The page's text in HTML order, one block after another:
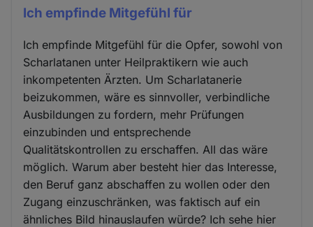
Ich empfinde Mitgefühl für
Ich empfinde Mitgefühl für die Opfer, sowohl von
Scharlatanen unter Heilpraktikern wie auch
inkompetenten Ärzten. Um Scharlatanerie
beizukommen, wäre es sinnvoller, verbindliche
Ausbildungen zu fordern, mehr Prüfungen
einzubinden und entsprechende
Qualitätskontrollen zu erschaffen. All das wäre
möglich. Warum aber besteht hier das Interesse,
den Beruf ganz abschaffen zu wollen oder den
Zugang einzuschränken, was faktisch auf ein
ähnliches Bild hinauslaufen würde? Ich sehe hier